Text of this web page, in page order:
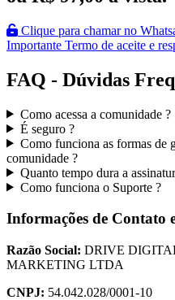
Clique para chamar no
Importante Termo de aceite e
FAQ - Dúvidas
Como acessa a comunidade ?
É seguro ?
Como funciona as formas de
comunidade ?
Quanto tempo dura a
Como funciona o Suporte ?
Informações de Contato
Razão Social: DRIVE
MARKETING LTDA
CNPJ: 54.042.028/0001-10